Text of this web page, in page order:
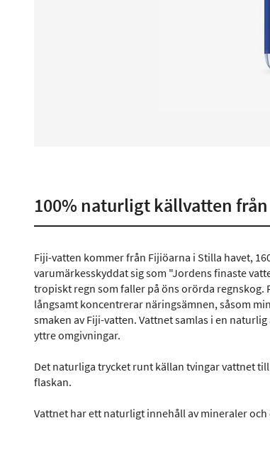
100% naturligt källvatten
Fiji-vatten kommer från Fijiöarna i Stilla havet,
varumärkesskyddat sig som "Jordens finaste
tropiskt regn som faller på öns orörda regnskog.
långsamt koncentrerar näringsämnen, såsom
smaken av Fiji-vatten. Vattnet samlas i en
yttre omgivningar.
Det naturliga trycket runt källan tvingar vattnet
flaskan.
Vattnet har ett naturligt innehåll av mineraler